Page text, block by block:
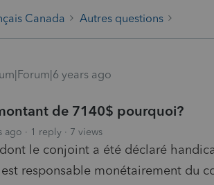
Canada Autres questions
years ago
de 7140$ pourquoi?
ago 1 reply 7 views
le conjoint a été déclaré
responsable monétairement du